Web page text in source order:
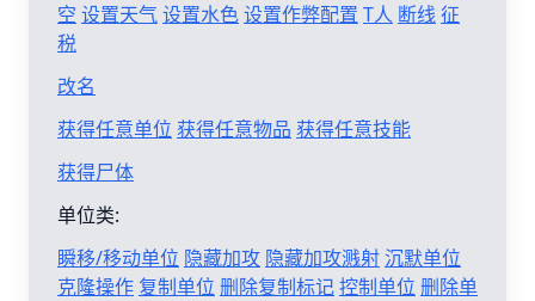
空 设置天气设置水色设置作弊配置 T人 断线征
税
改名
获得任意单位 获得任意物品 获得任意技能
获得尸体
单位类:
瞬移/移动单位 隐藏加攻 隐藏加攻溅射沉默单位
克隆操作 复制单位 删除复制标记控制单位 删除单